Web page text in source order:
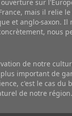
sur
mais il relie
et anglo-saxon. Il
nous
de notre
important de
c'est le cas du
de notre région.